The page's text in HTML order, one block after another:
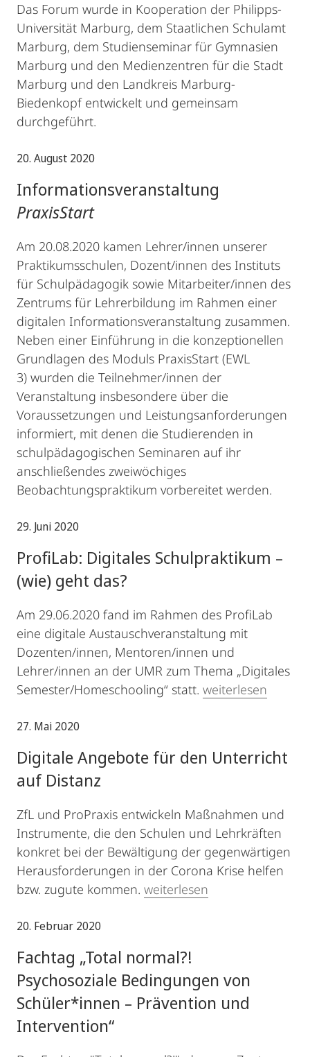
Das Forum wurde in Kooperation der Philipps-
Universität Marburg, dem Staatlichen Schulamt
Marburg, dem Studienseminar für Gymnasien
Marburg und den Medienzentren für die Stadt
Marburg und den Landkreis Marburg-
Biedenkopf entwickelt und gemeinsam
durchgeführt.
20. August 2020
Informationsveranstaltung
PraxisStart
Am 20.08.2020 kamen Lehrer/innen unserer
Praktikumsschulen, Dozent/innen des Instituts
für Schulpädagogik sowie Mitarbeiter/innen des
Zentrums für Lehrerbildung im Rahmen einer
digitalen Informationsveranstaltung zusammen.
Neben einer Einführung in die konzeptionellen
Grundlagen des Moduls PraxisStart (EWL
3) wurden die Teilnehmer/innen der
Veranstaltung insbesondere über die
Voraussetzungen und Leistungsanforderungen
informiert, mit denen die Studierenden in
schulpädagogischen Seminaren auf ihr
anschließendes zweiwöchiges
Beobachtungspraktikum vorbereitet werden.
29. Juni 2020
ProfiLab: Digitales Schulpraktikum –
(wie) geht das?
Am 29.06.2020 fand im Rahmen des ProfiLab
eine digitale Austauschveranstaltung mit
Dozenten/innen, Mentoren/innen und
Lehrer/innen an der UMR zum Thema „Digitales
Semester/Homeschooling“ statt. weiterlesen
27. Mai 2020
Digitale Angebote für den Unterricht
auf Distanz
ZfL und ProPraxis entwickeln Maßnahmen und
Instrumente, die den Schulen und Lehrkräften
konkret bei der Bewältigung der gegenwärtigen
Herausforderungen in der Corona Krise helfen
bzw. zugute kommen. weiterlesen
20. Februar 2020
Fachtag „Total normal?!
Psychosoziale Bedingungen von
Schüler*innen – Prävention und
Intervention“